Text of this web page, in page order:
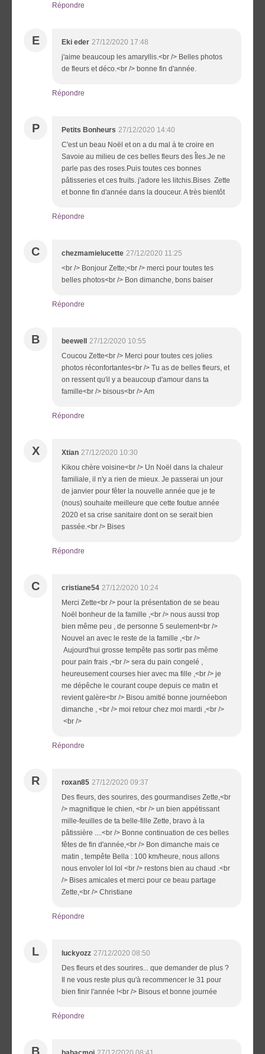
Répondre
E Eki eder 27/12/2020 17:48
j'aime beaucoup les amaryllis.<br /> Belles photos
de fleurs et déco.<br /> bonne fin d'année.
Répondre
P Petits Bonheurs 27/12/2020 14:40
C'est un beau Noël et on a du mal à te croire en
Savoie au milieu de ces belles fleurs des Îles.Je ne
parle pas des roses.Puis toutes ces bonnes
pâtisseries et ces fruits. j'adore les litchis.Bises Zette
et bonne fin d'année dans la douceur. A très bientôt
Répondre
C chezmamielucette 27/12/2020 11:25
<br /> Bonjour Zette;<br /> merci pour toutes tes
belles photos<br /> Bon dimanche, bons baiser
Répondre
B beewell 27/12/2020 10:55
Coucou Zette<br /> Merci pour toutes ces jolies
photos réconfortantes<br /> Tu as de belles fleurs, et
on ressent qu'il y a beaucoup d'amour dans ta
famille<br /> bisous<br /> Am
Répondre
X Xtian 27/12/2020 10:30
Kikou chère voisine<br /> Un Noël dans la chaleur
familiale, il n'y a rien de mieux. Je passerai un jour
de janvier pour fêter la nouvelle année que je te
(nous) souhaite meilleure que cette foutue année
2020 et sa crise sanitaire dont on se serait bien
passée.<br /> Bises
Répondre
C cristiane54 27/12/2020 10:24
Merci Zette<br /> pour la présentation de se beau
Noël bonheur de la famille ,<br /> nous aussi trop
bien même peu , de personne 5 seulement<br />
Nouvel an avec le reste de la famille ,<br />
Aujourd'hui grosse tempête pas sortir pas même
pour pain frais ,<br /> sera du pain congelé ,
heureusement courses hier avec ma fille ,<br /> je
me dépêche le courant coupe depuis ce matin et
revient galère<br /> Bisou amitié bonne journéebon
dimanche , <br /> moi retour chez moi mardi ,<br />
<br />
Répondre
R roxan85 27/12/2020 09:37
Des fleurs, des sourires, des gourmandises Zette,<br
/> magnifique le chien, <br /> un bien appétissant
mille-feuilles de ta belle-fille Zette, bravo à la
pâtissière ....<br /> Bonne continuation de ces belles
fêtes de fin d'année,<br /> Bon dimanche mais ce
matin , tempête Bella : 100 km/heure, nous allons
nous envoler lol lol <br /> restons bien au chaud .<br
/> Bises amicales et merci pour ce beau partage
Zette,<br /> Christiane
Répondre
L luckyozz 27/12/2020 08:50
Des fleurs et des sourires... que demander de plus ?
Il ne vous reste plus qu'à recommencer le 31 pour
bien finir l'année !<br /> Bisous et bonne journée
Répondre
B